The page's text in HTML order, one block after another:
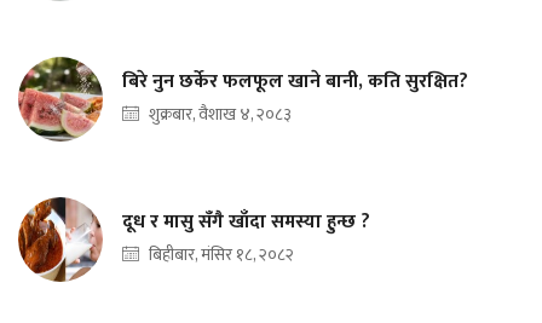
बिरे नुन छर्केर फलफूल खाने बानी, कति सुरक्षित?
शुक्रबार, वैशाख ४, २०८३
दूध र मासु सँगै खाँदा समस्या हुन्छ ?
बिहीबार, मंसिर १८, २०८२